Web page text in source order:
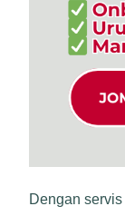
Dengan servis